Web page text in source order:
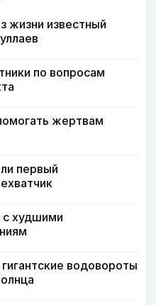
жизни известный
по вопросам
жертвам
первый
с худшими
водовороты